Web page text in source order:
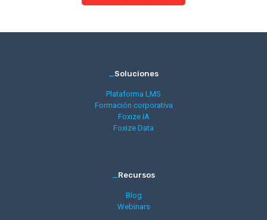
_Soluciones
Plataforma LMS
Formación corporativa
Foxize IA
Foxize Data
_Recursos
Blog
Webinars